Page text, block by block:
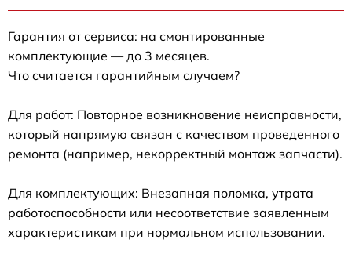
Гарантия от сервиса: на смонтированные
комплектующие — до 3 месяцев.
Что считается гарантийным случаем?
Для работ: Повторное возникновение неисправности,
который напрямую связан с качеством проведенного
ремонта (например, некорректный монтаж запчасти).
Для комплектующих: Внезапная поломка, утрата
работоспособности или несоответствие заявленным
характеристикам при нормальном использовании.